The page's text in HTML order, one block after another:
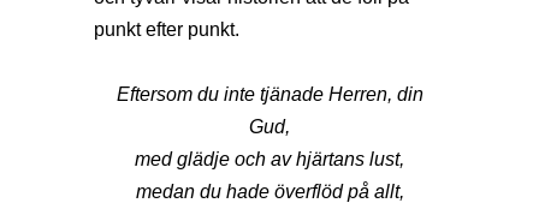
punkt efter punkt.
Eftersom du inte tjänade Herren, din
Gud,
med glädje och av hjärtans lust,
medan du hade överflöd på allt,